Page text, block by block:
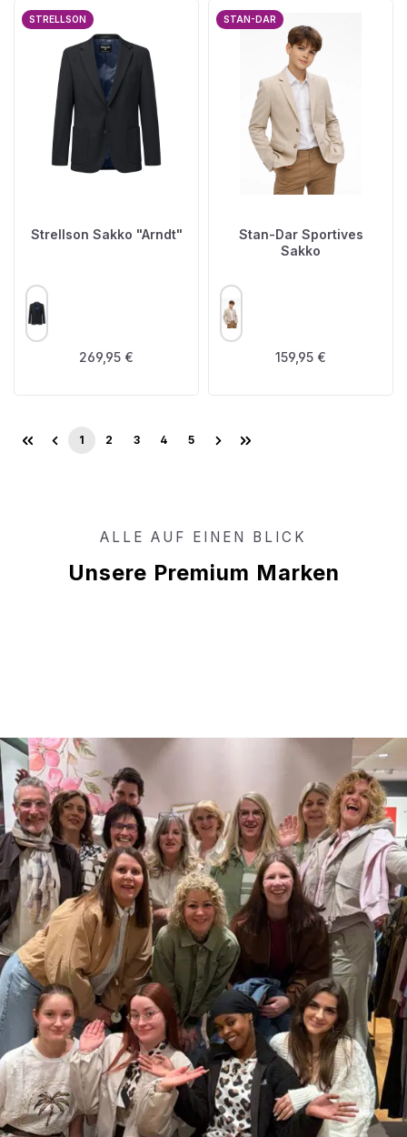
STRELLSON
Strellson Sakko "Arndt"
FARBE
Regulärer Preis:
269,95 €
STAN-DAR
Stan-Dar Sportives
Sakko
FARBE
Regulärer Preis:
159,95 €
Seite
1 Seite
2 Seite
3 Seite
4 Seite
5
ALLE AUF EINEN BLICK
Unsere Premium Marken